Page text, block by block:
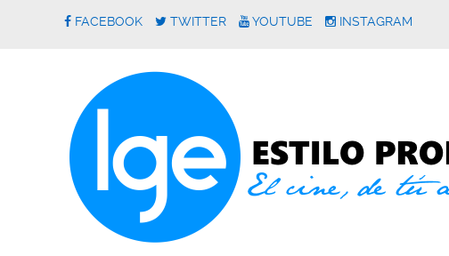
FACEBOOK TWITTER YOUTUBE INSTAGRAM